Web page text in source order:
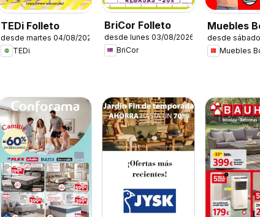
TEDi Folleto
desde martes 04/08/2026
TEDi
BriCor Folleto
desde lunes 03/08/2026
BriCor
Muebles
Folleto
desde
Muebles